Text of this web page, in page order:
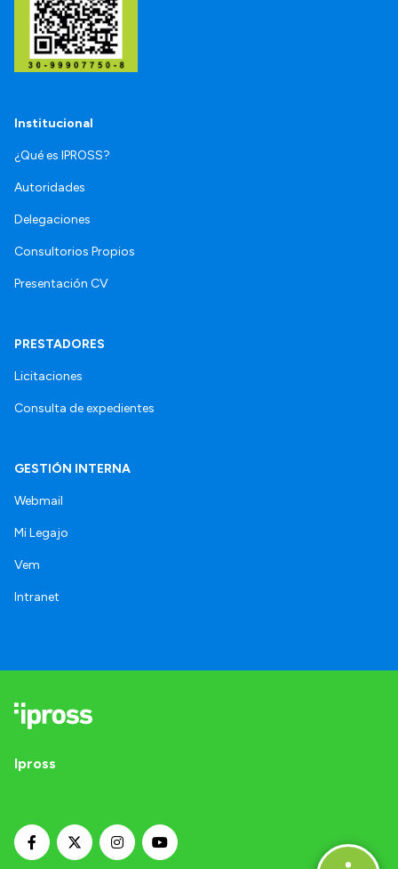
Institucional
¿Qué es IPROSS?
Autoridades
Delegaciones
Consultorios Propios
Presentación CV
PRESTADORES
Licitaciones
Consulta de expedientes
GESTIÓN INTERNA
Webmail
Mi Legajo
Vem
Intranet
Ipross